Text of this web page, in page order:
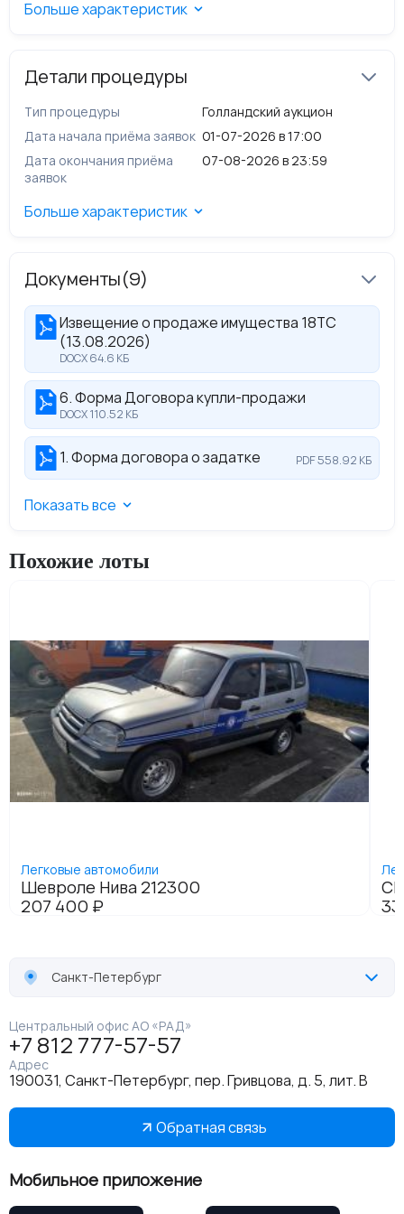
ограничений; особые отметки: споров,
Больше характеристик
Детали процедуры
Тип процедуры
Голландский аукцион
Дата начала приёма заявок 01-07-2026 в 17:00
Дата окончания приёма
заявок
07-08-2026 в 23:59
Больше характеристик
Документы(9)
Извещение о продаже имущества 18ТС
(13.08.2026)
DOCX 64.6 КБ
6. Форма Договора купли-продажи
DOCX 110.52 КБ
1. Форма договора о задатке PDF 558.92 КБ
Показать все
Санкт-Петербург
Центральный офис АО «РАД»
+7 812 777-57-57
Адрес
190031, Санкт-Петербург, пер. Гривцова, д. 5, лит. В
Обратная связь
Мобильное приложение